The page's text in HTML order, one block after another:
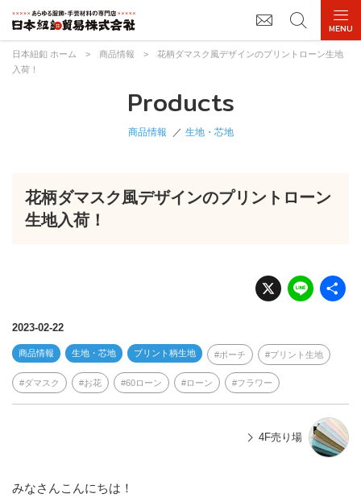
日本紐釦 ホーム > 商品情報 >
花柄ダマスク風デザインのプリントローン生地
入荷！
Products
商品情報 生地・芯地
花柄ダマスク風デザインのプリントローン
生地入荷！
X Li
n
2023-02-22
商品情報 生地・芯地 プリント柄生地 ポーチ プリント生地
ダマスク お花 60ローン ローン フラワー
4F売り場
みなさんこんにちは！